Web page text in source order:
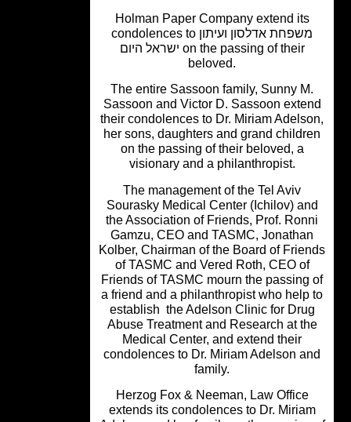
Holman Paper Company extend its
condolences to משפחת אדלסון ועיתון
ישראל היום on the passing of their
beloved.
The entire Sassoon family, Sunny
Sassoon and Victor D. Sassoon
their condolences to Dr. Miriam
her sons, daughters and grand
on the passing of their beloved, a
visionary and a philanthropist.
The management of the Tel Aviv
Sourasky Medical Center (Ichilov)
the Association of Friends, Prof.
Gamzu, CEO and TASMC,
Kolber, Chairman of the Board of
of TASMC and Vered Roth, CEO of
Friends of TASMC mourn the
a friend and a philanthropist who
establish the Adelson Clinic for
Abuse Treatment and Research at
Medical Center, and extend their
condolences to Dr. Miriam Adelson
Herzog Fox & Neeman, Law Office
extends its condolences to Dr.